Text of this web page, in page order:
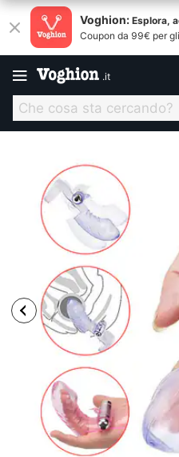
Voghion: Esplora,
Coupon da 99€ per
.it